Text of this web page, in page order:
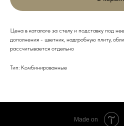
Цена в каталоге за стелу и подставку под
дополнения - цветник, надгробную плиту,
рассчитывается отдельно
Тип: Комбинированные
Made on